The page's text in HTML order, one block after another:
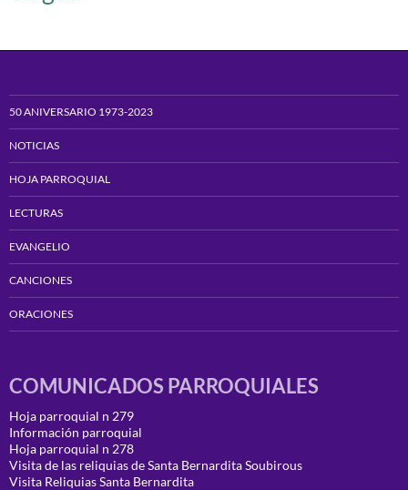
50 ANIVERSARIO 1973-2023
NOTICIAS
HOJA PARROQUIAL
LECTURAS
EVANGELIO
CANCIONES
ORACIONES
COMUNICADOS PARROQUIALES
Hoja parroquial n 279
Información parroquial
Hoja parroquial n 278
Visita de las reliquias de Santa Bernardita Soubirous
Visita Reliquias Santa Bernardita